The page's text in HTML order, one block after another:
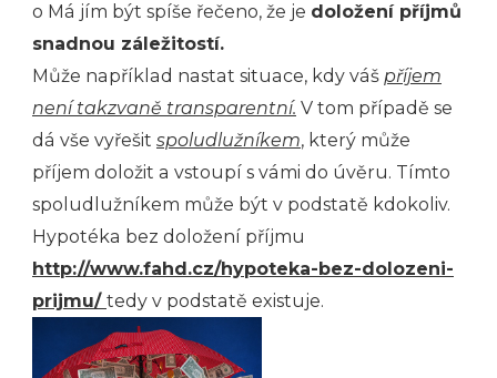
o Má jím být spíše řečeno, že je doložení příjmů
snadnou záležitostí.
Může například nastat situace, kdy váš příjem
není takzvaně transparentní. V tom případě se
dá vše vyřešit spoludlužníkem, který může
příjem doložit a vstoupí s vámi do úvěru. Tímto
spoludlužníkem může být v podstatě kdokoliv.
Hypotéka bez doložení příjmu
http://www.fahd.cz/hypoteka-bez-dolozeni-
prijmu/ tedy v podstatě existuje.